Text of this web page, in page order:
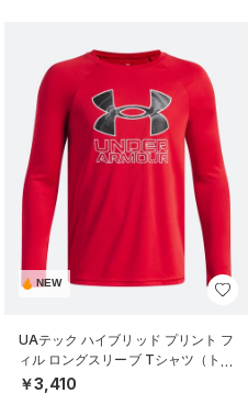
NEW
UAテック ハイブリッド プリント フ
ィル ロングスリーブ Tシャツ（トレ
ーニング/BOYS）
￥3,410